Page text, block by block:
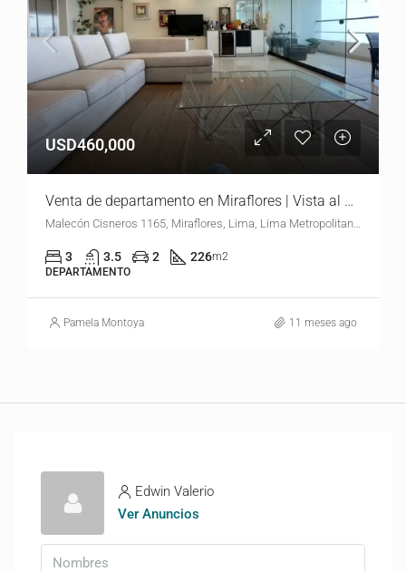
USD460,000
Venta de departamento en Miraflores | Vista al mar | USD460,000.00
3 3.5 2 226m2
DEPARTAMENTO
Pamela Montoya 11 meses ago
Edwin Valerio
Ver Anuncios